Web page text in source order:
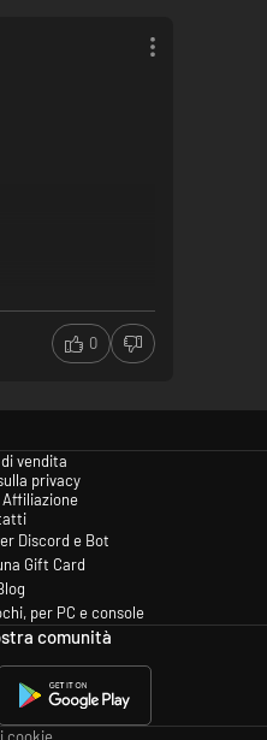
0
vendita
privacy
Discord e Bot
Gift Card
per PC e console
comunità